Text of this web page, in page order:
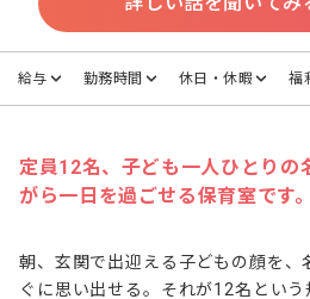
給与 勤務時間 休日・休暇 福
定員12名、子ども一人ひとりの
がら一日を過ごせる保育室です。
朝、玄関で出迎える子どもの顔を、
ぐに思い出せる。それが12名という